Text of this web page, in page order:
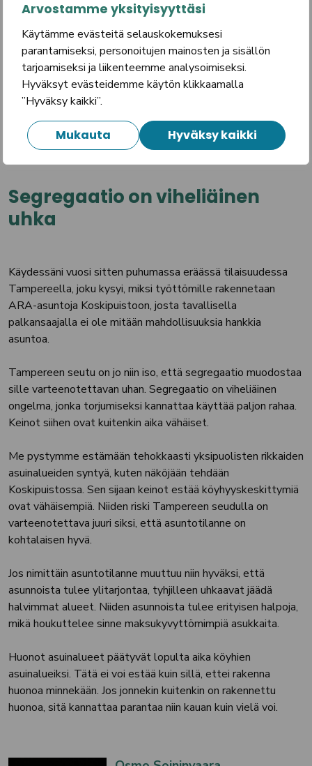
Arvostamme yksityisyyttäsi
Käytämme evästeitä selauskokemuksesi
parantamiseksi, personoitujen mainosten ja sisällön
tarjoamiseksi ja liikenteemme analysoimiseksi.
Hyväksyt evästeidemme käytön klikkaamalla
”Hyväksy kaikki”.
Mukauta Hyväksy kaikki
yhteiseen kassaan, jotta asukkaiden houkuttelussa ei
keskityttäisi rikkaiden houkutteluun.
Muuten on vain hyväksi, että kunnat vähän kilpailevat siitä,
missä on hyvä asua.
On myös Tampereen etu, että seudun muut kunnat
pystyvät tarjoamaan sellaista asumista jota Tampere ei
pysty tarjoamaan.
Segregaatio on viheliäinen
uhka
Käydessäni vuosi sitten puhumassa eräässä tilaisuudessa
Tampereella, joku kysyi, miksi työttömille rakennetaan
ARA-asuntoja Koskipuistoon, josta tavallisella
palkansaajalla ei ole mitään mahdollisuuksia hankkia
asuntoa.
Tampereen seutu on jo niin iso, että segregaatio muodostaa
sille varteenotettavan uhan. Segregaatio on viheliäinen
ongelma, jonka torjumiseksi kannattaa käyttää paljon rahaa.
Keinot siihen ovat kuitenkin aika vähäiset.
Me pystymme estämään tehokkaasti yksipuolisten rikkaiden
asuinalueiden syntyä, kuten näköjään tehdään
Koskipuistossa. Sen sijaan keinot estää köyhyyskeskittymiä
ovat vähäisempiä. Niiden riski Tampereen seudulla on
varteenotettava juuri siksi, että asuntotilanne on
kohtalaisen hyvä.
Jos nimittäin asuntotilanne muuttuu niin hyväksi, että
asunnoista tulee ylitarjontaa, tyhjilleen uhkaavat jäädä
halvimmat alueet. Niiden asunnoista tulee erityisen halpoja,
mikä houkuttelee sinne maksukyvyttömimpiä asukkaita.
Huonot asuinalueet päätyvät lopulta aika köyhien
asuinalueiksi. Tätä ei voi estää kuin sillä, ettei rakenna
huonoa minnekään. Jos jonnekin kuitenkin on rakennettu
huonoa, sitä kannattaa parantaa niin kauan kuin vielä voi.